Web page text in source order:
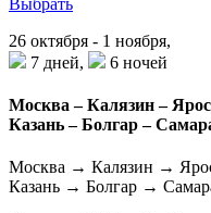
26 октября - 1 ноября,
7 дней,
6 ночей
Москва – Калязин –
Казань – Болгар –
Москва → Калязин →
Казань → Болгар →